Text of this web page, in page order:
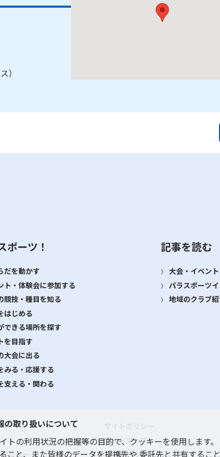
ス）
ポーツ！
だを動かす
ト・体験会に参加する
競技・種目を知る
はじめる
できる場所を探す
を目指す
大会に出る
みる・応援する
支える・関わる
記事を読む
大会・イベン
パラスポーツ
地域のクラブ
サイトマップ
リシー 使い方ヘルプ
の取り扱いについて
の利用状況の把握等の目的で、クッキーを使用します
と、また皆様のデータを提携先や 委託先と共有するこ